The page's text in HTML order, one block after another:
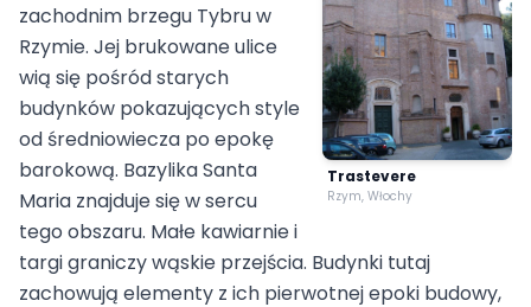
Trastevere
Rzym, Włochy
zachodnim brzegu Tybru w
Rzymie. Jej brukowane ulice
wią się pośród starych
budynków pokazujących style
od średniowiecza po epokę
barokową. Bazylika Santa
Maria znajduje się w sercu
tego obszaru. Małe kawiarnie i
targi graniczy wąskie przejścia. Budynki tutaj
zachowują elementy z ich pierwotnej epoki budowy,